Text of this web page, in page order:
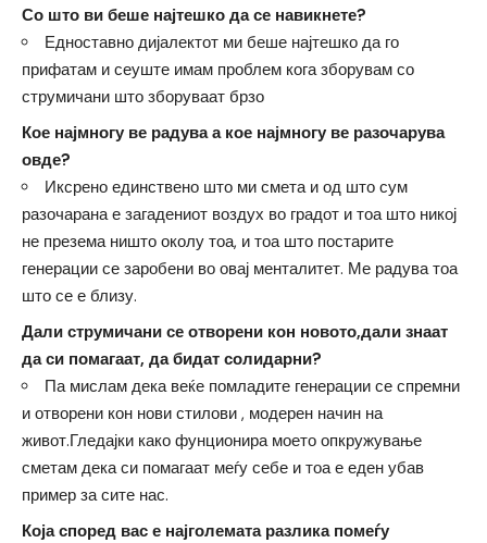
Со што ви беше најтешко да се навикнете?
Едноставно дијалектот ми беше најтешко да го
прифатам и сеуште имам проблем кога зборувам со
струмичани што зборуваат брзо
Кое најмногу ве радува а кое најмногу ве разочарува
овде?
Иксрено единствено што ми смета и од што сум
разочарана е загадениот воздух во градот и тоа што никој
не презема ништо околу тоа, и тоа што постарите
генерации се заробени во овај менталитет. Ме радува тоа
што се е близу.
Дали струмичани се отворени кон новото,дали знаат
да си помагаат, да бидат солидарни?
Па мислам дека веќе помладите генерации се спремни
и отворени кон нови стилови , модерен начин на
живот.Гледајки како фунционира моето опкружување
сметам дека си помагаат меѓу себе и тоа е еден убав
пример за сите нас.
Која според вас е најголемата разлика помеѓу